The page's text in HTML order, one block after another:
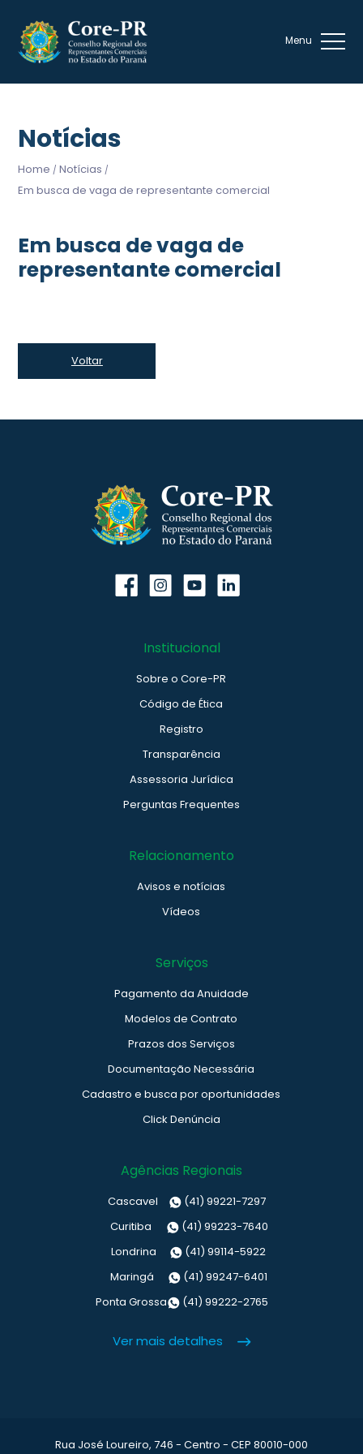
Notícias
Home / Notícias /
Em busca de vaga de representante comercial
Em busca de vaga de
representante comercial
Voltar
Institucional
Sobre o Core-PR
Código de Ética
Registro
Transparência
Assessoria Jurídica
Perguntas Frequentes
Relacionamento
Avisos e notícias
Vídeos
Serviços
Pagamento da Anuidade
Modelos de Contrato
Prazos dos Serviços
Documentação Necessária
Cadastro e busca por oportunidades
Click Denúncia
Agências Regionais
Cascavel
(41) 99221-7297
Curitiba
(41) 99223-7640
Londrina
(41) 99114-5922
Maringá
(41) 99247-6401
Ponta Grossa
(41) 99222-2765
Ver mais detalhes
Rua José Loureiro, 746 - Centro - CEP 80010-000